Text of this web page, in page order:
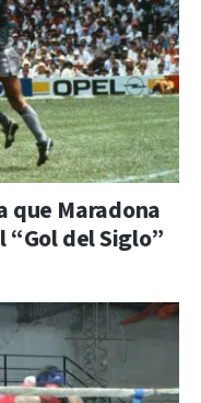
que Maradona
“Gol del Siglo”